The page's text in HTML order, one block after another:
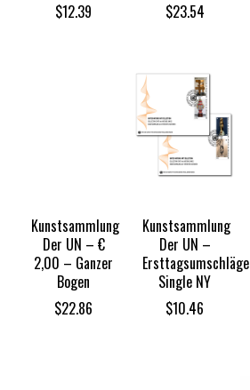
$12.39
$23.54
Kunstsammlung
Der UN – €
2,00 – Ganzer
Bogen
$22.86
Kunstsammlung
Der UN –
Ersttagsumschläge
Single NY
$10.46